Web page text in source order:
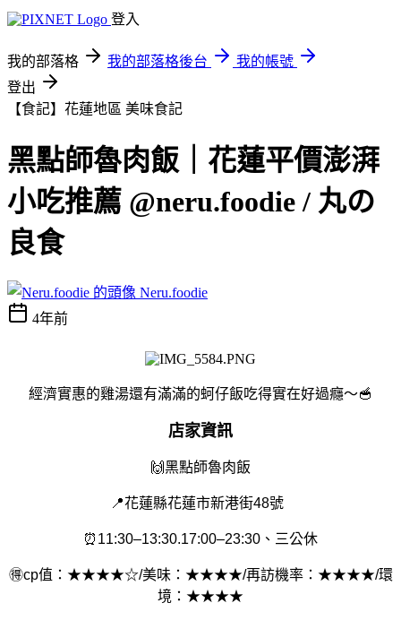
登入
我的部落格 我的部落格後台
我的帳號
登出
【食記】花蓮地區 美味食記
黑點師魯肉飯｜花蓮平價澎湃
小吃推薦 @neru.foodie / 丸の
良食
Neru.foodie
4年前
經濟實惠的雞湯還有滿滿的蚵仔飯吃得實在好過癮～🥣
店家資訊
🙌黑點師魯肉飯
📍花蓮縣花蓮市新港街48號
⏰11:30–13:30.17:00–23:30、三公休
🉐cp值：★★★★☆/美味：★★★★ /再訪機率：★★★★/環
境：★★★★